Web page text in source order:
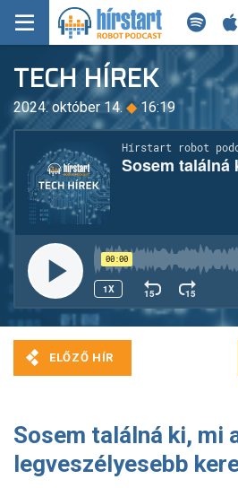
KEZDŐLAP
FRISS HÍREK
TECH HÍREK
FILM-ZENE-SZÓRAKOZÁS
PLAYLIST
MI AZ A ROBOT PODCAST?
TECH HÍREK
2024. október 14. ◆16:19
Sosem találná ki, mi
legveszélyesebb